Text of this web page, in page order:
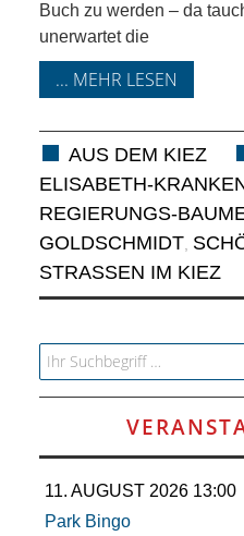
UND
KINDER,
SCHULE
KUNST
UND
KULTUR
IN
EIGENER
Buch zu werden – da
unerwartet die
... MEHR LESEN
AUS DEM KIEZ
ELISABETH-
REGIERUNGS-
GOLDSCHMIDT,
STRASSEN IM KIEZ
Search for:
11. AUGUST 2026 13:00
Park Bingo